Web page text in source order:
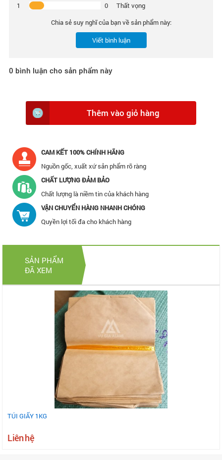
1
0
Thất vọng
Chia sẻ suy nghĩ của bạn về sản phẩm này:
Viết bình luận
0 bình luận cho sản phẩm này
Thêm vào giỏ hàng
CAM KẾT 100% CHÍNH HÃNG
Nguồn gốc, xuất xứ sản phẩm rõ ràng
CHẤT LƯỢNG ĐẢM BẢO
Chất lượng là niềm tin của khách hàng
VẬN CHUYỂN HÀNG NHANH CHÓNG
Quyền lợi tối đa cho khách hàng
SẢN PHẨM
ĐÃ XEM
TÚI GIẤY 1KG
Liên hệ